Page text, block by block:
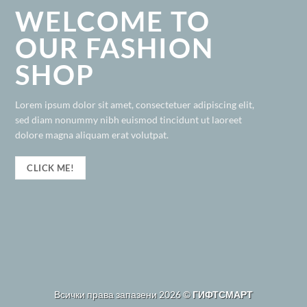
WELCOME TO
OUR FASHION
SHOP
Lorem ipsum dolor sit amet, consectetuer adipiscing elit,
sed diam nonummy nibh euismod tincidunt ut laoreet
dolore magna aliquam erat volutpat.
CLICK ME!
Всички права запазени 2026 ©ГИФТСМАРТ